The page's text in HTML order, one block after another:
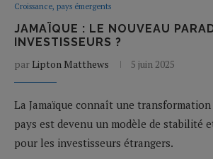
Croissance, pays émergents
JAMAÏQUE : LE NOUVEAU
INVESTISSEURS ?
par Lipton Matthews 5 juin 2025
La Jamaïque connaît une
pays est devenu un modèle de stabilité
pour les investisseurs étrangers.